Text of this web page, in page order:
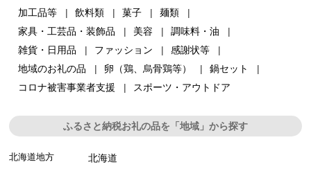
加工品等
飲料類 菓子
麺類
家具・工芸品・装飾品
美容
調味料・油
雑貨・日用品
ファッション
感謝状等
地域のお礼の品
卵（鶏、烏骨鶏等）
鍋セット
コロナ被害事業者支援
スポーツ・アウトドア
ふるさと納税お礼の品を「地域」から探す
北海道地方 北海道